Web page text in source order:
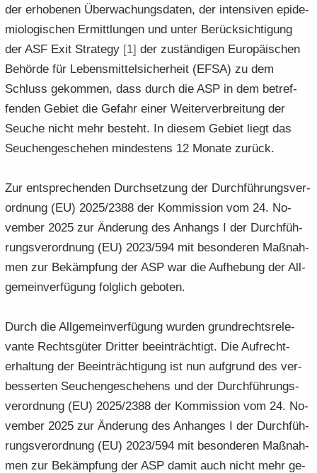
der er­ho­be­nen Über­wa­chungs­da­ten, der in­ten­si­ven epi­de­
mio­lo­gi­schen Er­mitt­lun­gen und unter Be­rück­sich­ti­gung
der ASF Exit Stra­te­gy [1] der zu­stän­di­gen Eu­ro­päi­schen
Be­hör­de für Le­bens­mit­tel­si­cher­heit (EFSA) zu dem
Schluss ge­kom­men, dass durch die ASP in dem be­tref­
fen­den Ge­biet die Ge­fahr einer Wei­ter­ver­brei­tung der
Seu­che nicht mehr be­steht. In die­sem Ge­biet liegt das
Seu­chen­ge­sche­hen min­des­tens 12 Mo­na­te zu­rück.
Zur ent­spre­chen­den Durch­set­zung der Durch­füh­rungs­ver­
ord­nung (EU) 2025/2388 der Kom­mis­si­on vom 24. No­
vem­ber 2025 zur Än­de­rung des An­hangs I der Durch­füh­
rungs­ver­ord­nung (EU) 2023/594 mit be­son­de­ren Maß­nah­
men zur Be­kämp­fung der ASP war die Auf­he­bung der All­
ge­mein­ver­fü­gung folg­lich ge­bo­ten.
Durch die All­ge­mein­ver­fü­gung wur­den grund­rechts­re­le­
van­te Rechts­gü­ter Drit­ter be­ein­träch­tigt. Die Auf­recht­
erhal­tung der Be­ein­träch­ti­gung ist nun auf­grund des ver­
bes­ser­ten Seu­chen­ge­sche­hens und der Durch­füh­rungs­
ver­ord­nung (EU) 2025/2388 der Kom­mis­si­on vom 24. No­
vem­ber 2025 zur Än­de­rung des An­han­ges I der Durch­füh­
rungs­ver­ord­nung (EU) 2023/594 mit be­son­de­ren Maß­nah­
men zur Be­kämp­fung der ASP damit auch nicht mehr ge­